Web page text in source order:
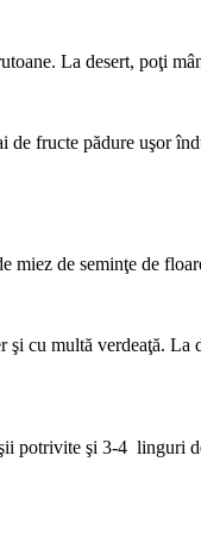
La desert, poţi
de fructe pădure uşor
de seminţe de
cu multă verdeaţă.
potrivite şi 3-4 linguri